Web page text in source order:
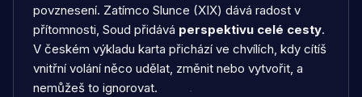
povznesení. Zatímco Slunce (XIX) dává radost v
přítomnosti, Soud přidává perspektivu celé cesty.
V českém výkladu karta přichází ve chvílích, kdy cítíš
vnitřní volání něco udělat, změnit nebo vytvořit, a
nemůžeš to ignorovat.